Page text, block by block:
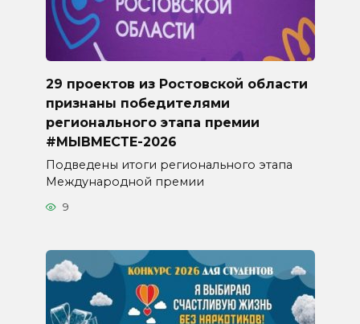
29 проектов из Ростовской области
признаны победителями
регионального этапа премии
#МЫВМЕСТЕ-2026
Подведены итоги регионального этапа
Международной премии
9